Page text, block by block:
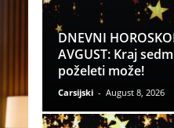
DNEVNI
AVGUST: Kraj
poželeti može!
Carsijski - August 8, 2026